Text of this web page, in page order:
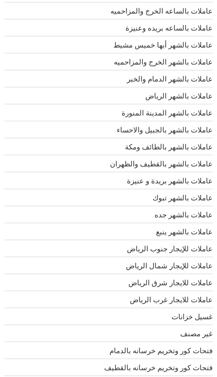
عاملات بالساعه الخرج والمزاحميه
عاملات بالساعه بريده وعنيزة
عاملات بالشهر أبها خميس مشيط
عاملات بالشهر الخرج والمزاحميه
عاملات بالشهر الدمام والخبر
عاملات بالشهر الرياض
عاملات بالشهر المدينة المنورة
عاملات بالشهر بالجبيل والاحساء
عاملات بالشهر بالطائف ومكة
عاملات بالشهر بالقطيف والظهران
عاملات بالشهر بريدة و عنيزة
عاملات بالشهر تبوك
عاملات بالشهر جده
عاملات بالشهر ينبع
عاملات للإيجار جنوب الرياض
عاملات للإيجار شمال الرياض
عاملات للايجار شرق الرياض
عاملات للايجار غرب الرياض
غسيل خزانات
غير مصنف
فتحات كور وتخريم خرسانه بالدمام
فتحات كور وتخريم خرسانه بالقطيف